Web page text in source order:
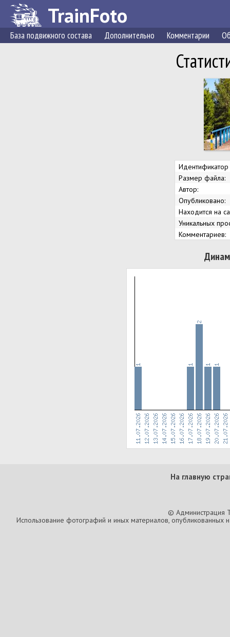
TrainFoto
База подвижного состава Дополнительно Комментарии
Размер файла:
Автор:
Опубликовано:
Находится на
Уникальных
Комментариев:
На главную
© Администрация
Использование фотографий и иных материалов, опубликованных